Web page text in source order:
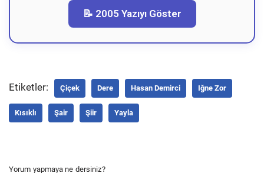
📝 2005 Yazıyı Göster
Etiketler: Çiçek Dere Hasan Demirci Iğne Zor
Kısıklı Şair Şiir Yayla
Yorum yapmaya ne dersiniz?